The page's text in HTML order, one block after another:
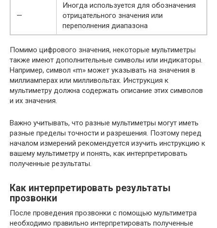
—
Иногда используется для обозначения
отрицательного значения или
переполнения диапазона
Помимо цифрового значения, некоторые мультиметры
также имеют дополнительные символы или индикаторы.
Например, символ «m» может указывать на значения в
миллиамперах или милливольтах. Инструкция к
мультиметру должна содержать описание этих символов
и их значения.
Важно учитывать, что разные мультиметры могут иметь
разные пределы точности и разрешения. Поэтому перед
началом измерений рекомендуется изучить инструкцию к
вашему мультиметру и понять, как интерпретировать
полученные результаты.
Как интерпретировать результаты
прозвонки
После проведения прозвонки с помощью мультиметра
необходимо правильно интерпретировать полученные